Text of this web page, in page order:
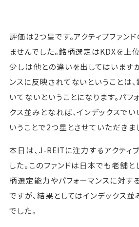
評価は2つ星です。アクティブファン
ませんでした。銘柄選定はKDXを上位
少しは他との違いを出してはいます
ンスに反映されてないということは
いてないということになります。パフ
クス並みとなれば、インデックスでい
いうことで2つ星とさせていただきま
本日は、J-REITに注力するアクティ
した。このファンドは日本でも老舗と
柄選定能力やパフォーマンスに対す
ですが、結果としてはインデックス並
でした。